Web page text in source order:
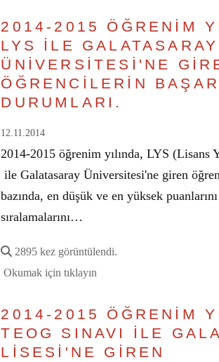
2014-2015 ÖĞRENİM
LYS İLE GALATASARAY
ÜNİVERSİTESİ'NE
ÖĞRENCİLERİN
DURUMLARI.
12.11.2014
2014-2015 öğrenim yılında, LYS (Lisans
ile Galatasaray Üniversitesi'ne giren
bazında, en düşük ve en yüksek
sıralamalarını…
2895 kez görüntülendi.
Okumak için tıklayın
2014-2015 ÖĞRENİM
TEOG SINAVI İLE
LİSESİ'NE GİREN